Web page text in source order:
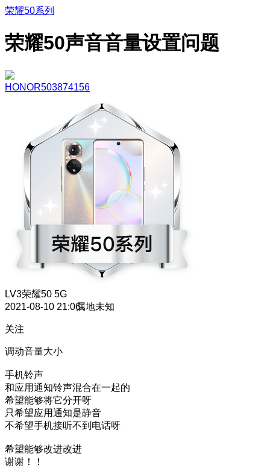
荣耀50系列
荣耀50声音音量设置问题
HONOR503874156
LV3荣耀50 5G
2021-08-10 21:06属地未知
关注
调动音量大小
手机铃声
和应用通知铃声混合在一起的
希望能够将它分开呀
只希望应用通知是静音
不希望手机接听不到电话呀
希望能够改进改进
谢谢！！